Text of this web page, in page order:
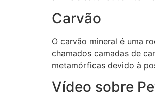
Carvão
O carvão mineral é uma
chamados camadas de
metamórficas devido à
Vídeo sobre